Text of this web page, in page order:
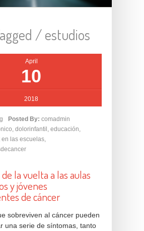
/estudios
April
10
2018
Posted By: comadmin
, dolorinfantil , educación,
en las escuelas,
la vuelta a las aulas
y jóvenes
de cáncer
sobreviven al cáncer pueden
una serie de síntomas, tanto